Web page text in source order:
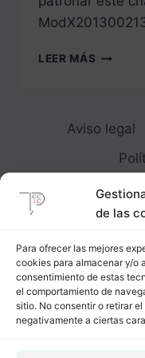
de las
Para ofrecer las mejores
cookies para almacenar y/o
consentimiento de estas
el comportamiento de
sitio. No consentir o retirar
negativamente a ciertas
LEER MÁS
Aviso legal
08036 -